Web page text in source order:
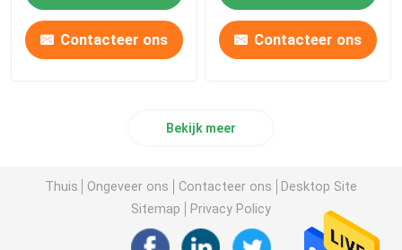
Contacteer ons Contacteer ons
Bekijk meer
Thuis Ongeveer ons Contacteer ons
Desktop Site
Sitemap
Privacy Policy